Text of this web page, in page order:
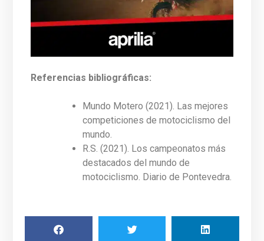
Referencias bibliográficas:
Mundo Motero (2021). Las mejores
competiciones de motociclismo del
mundo.
R.S. (2021). Los campeonatos más
destacados del mundo de
motociclismo. Diario de Pontevedra.